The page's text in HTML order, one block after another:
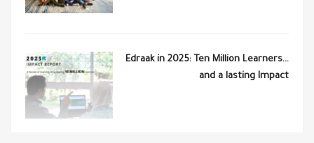
Edraak in 2025: Ten Million Learners…
and a lasting Impact